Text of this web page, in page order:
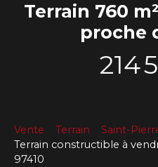
Terrain 760
proche
214
Vente Terrain
Saint-
Terrain constructible à
97410